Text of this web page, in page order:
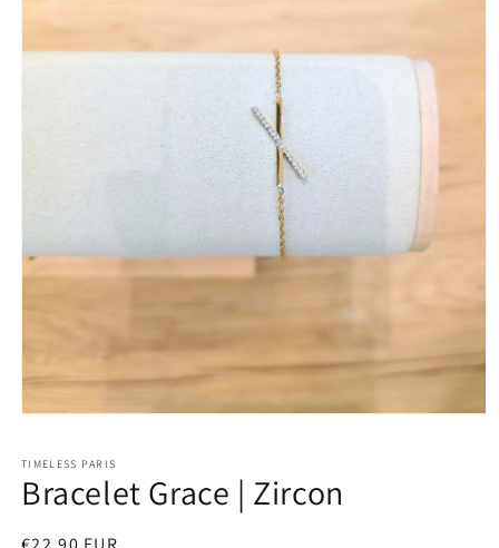
1
dans
une
modale
TIMELESS PARIS
Bracelet Grace | Zircon